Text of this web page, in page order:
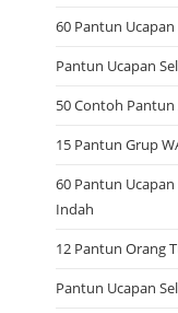
60 Pantun
Pantun Ucapan
50 Contoh Pantun
15 Pantun Grup
60 Pantun
Indah
12 Pantun Orang
Pantun Ucapan